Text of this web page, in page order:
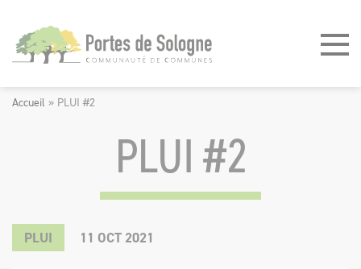
Accueil » PLUI #2
PLUI #2
PLUI 11 OCT 2021